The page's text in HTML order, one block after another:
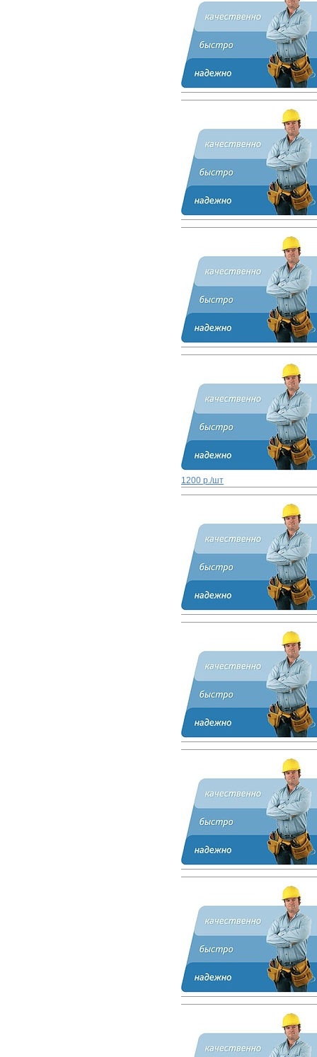
1200 р./шт